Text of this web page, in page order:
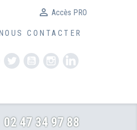
 Accès PRO
CONTACTER
FacebookTwitter YouTubeInstagram
02 47 34 97 88